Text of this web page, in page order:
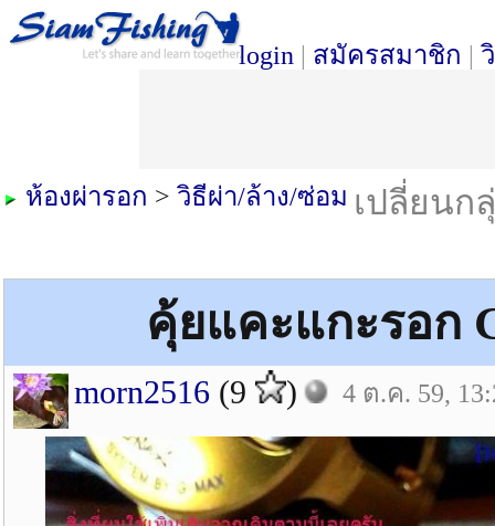
login | สมัครสมาชิก |
เปลี่ยนก
ห้องผ่ารอก > วิธีผ่า/ล้าง/ซ่อม
คุ้ยแคะแกะรอก
morn2516 (9 ) 4 ต.ค. 59,